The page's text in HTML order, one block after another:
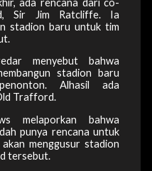
Sir Jim Ratcliffe. Ia
stadion baru untuk tim
menyebut bahwa
stadion baru
Alhasil ada
Trafford.
melaporkan bahwa
punya rencana untuk
menggusur stadion
tersebut.